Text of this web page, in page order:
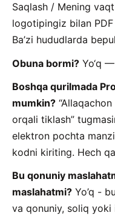
Saqlash / Mening
logotipingiz bilan
Ba’zi hududlarda
Obuna bormi? Yo‘q
Boshqa qurilmada
mumkin?
orqali tiklash”
elektron pochta
kodni kiriting. Hech
Bu qonuniy
maslahatmi? Yo’q -
va qonuniy, soliq yoki